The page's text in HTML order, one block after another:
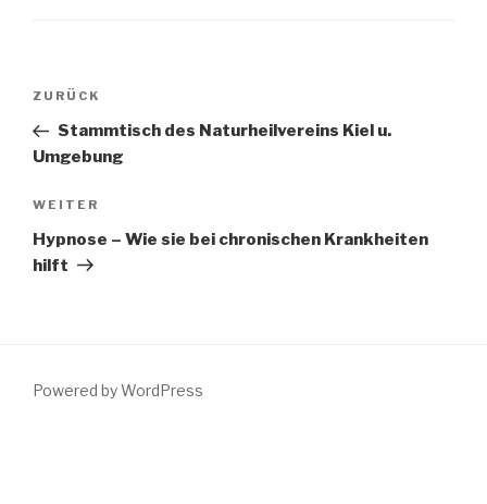
Beitragsnavigation
Vorheriger
Beitrag
ZURÜCK
Stammtisch des Naturheilvereins Kiel u.
Umgebung
Nächster
Beitrag
WEITER
Hypnose – Wie sie bei chronischen Krankheiten
hilft
Powered by WordPress